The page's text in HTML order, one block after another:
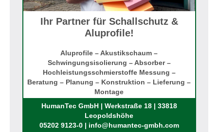
Ihr Partner für Schallschutz &
Aluprofile!
Aluprofile – Akustikschaum –
Schwingungsisolierung – Absorber –
Hochleistungsschmierstoffe Messung –
Beratung – Planung – Konstruktion – Lieferung –
Montage
Rufen Sie uns an!
HumanTec GmbH | Werkstraße 18 | 33818
Leopoldshöhe
05202 9123-0 | info@humantec-gmbh.com